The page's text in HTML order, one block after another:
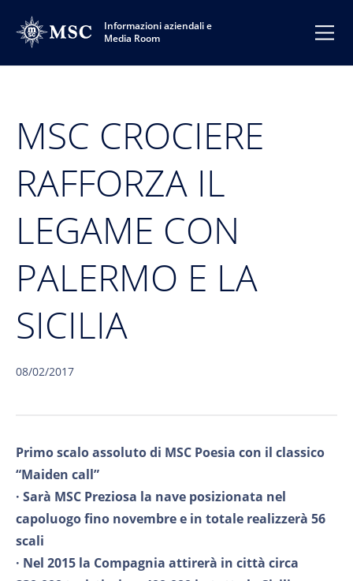
Informazioni aziendali e
Media Room
MSC CROCIERE
RAFFORZA IL
LEGAME CON
PALERMO E LA
SICILIA
08/02/2017
Primo scalo assoluto di MSC Poesia con il classico
“Maiden call”
· Sarà MSC Preziosa la nave posizionata nel
capoluogo fino novembre e in totale realizzerà 56
scali
· Nel 2015 la Compagnia attirerà in città circa